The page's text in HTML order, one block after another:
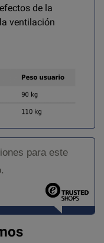
de la
ventilación
para este